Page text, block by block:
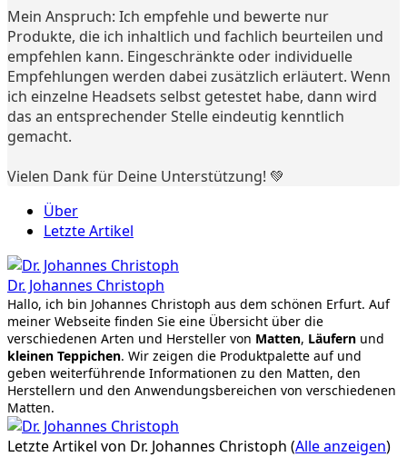
Mein Anspruch: Ich empfehle und bewerte nur
Produkte, die ich inhaltlich und fachlich beurteilen und
empfehlen kann. Eingeschränkte oder individuelle
Empfehlungen werden dabei zusätzlich erläutert. Wenn
ich einzelne Headsets selbst getestet habe, dann wird
das an entsprechender Stelle eindeutig kenntlich
gemacht.
Vielen Dank für Deine Unterstützung! 💚
Über
Letzte Artikel
Dr. Johannes Christoph
Hallo, ich bin Johannes Christoph aus dem schönen Erfurt. Auf
meiner Webseite finden Sie eine Übersicht über die
verschiedenen Arten und Hersteller von Matten, Läufern und
kleinen Teppichen. Wir zeigen die Produktpalette auf und
geben weiterführende Informationen zu den Matten, den
Herstellern und den Anwendungsbereichen von verschiedenen
Matten.
Letzte Artikel von Dr. Johannes Christoph (Alle anzeigen)